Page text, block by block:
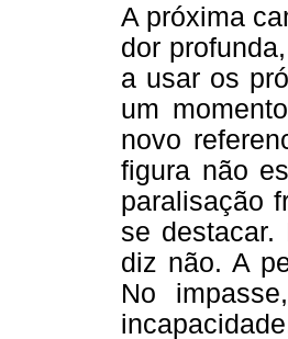
A próxima
dor
a usar os
um
novo
figura não
paralisação
se
diz não. A
No